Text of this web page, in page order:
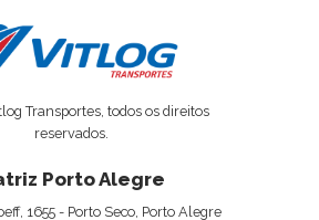
Transportes, todos os direitos
reservados.
Porto Alegre
1655 - Porto Seco, Porto Alegre